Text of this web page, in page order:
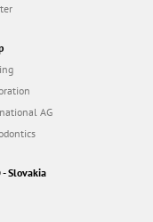
AG
- Slovakia